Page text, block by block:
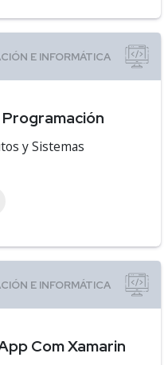
y Sistemas
Com Xamarin